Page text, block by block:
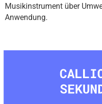
Musikinstrument über
Anwendung.